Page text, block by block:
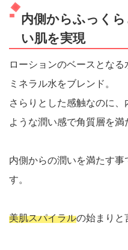
内側からふっく
い肌を実現
ローションのベースとなる
ミネラル水をブレンド。
さらりとした感触なのに
ような潤い感で角質層を満
内側からの潤いを満たす
す。
美肌スパイラルの始まりと